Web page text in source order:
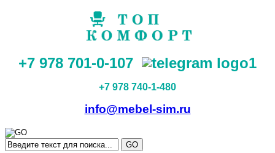
+7 978 701-0-107
+7 978 740-1-480
info@mebel-sim.ru
GO